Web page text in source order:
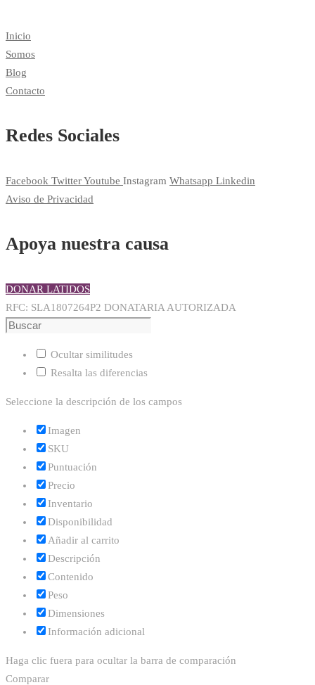
Inicio
Somos
Blog
Contacto
Redes Sociales
Facebook TwitterYoutube Instagram Whatsapp Linkedin
Aviso de Privacidad
Apoya nuestra causa
DONAR LATIDOS
RFC: SLA1807264P2 DONATARIA AUTORIZADA
Ocultar similitudes
Resalta las diferencias
Seleccione la descripción de los campos
Imagen
SKU
Puntuación
Precio
Inventario
Disponibilidad
Añadir al carrito
Descripción
Contenido
Peso
Dimensiones
Información adicional
Haga clic fuera para ocultar la barra de comparación
Comparar